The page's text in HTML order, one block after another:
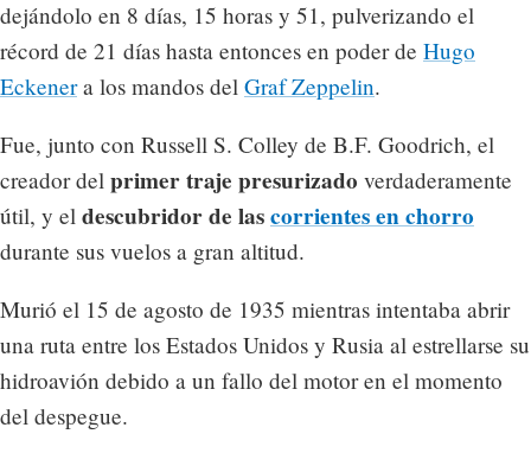
dejándolo en 8 días, 15 horas y 51, pulverizando el
récord de 21 días hasta entonces en poder de Hugo
Eckenera los mandos del Graf Zeppelin.
Fue, junto con Russell S. Colley de B.F. Goodrich, el
creador del primer traje presurizado verdaderamente
útil, y el descubridor de lascorrientes en chorro
durante sus vuelos a gran altitud.
Murió el 15 de agosto de 1935 mientras intentaba abrir
una ruta entre los Estados Unidos y Rusia al estrellarse su
hidroavión debido a un fallo del motor en el momento
del despegue.